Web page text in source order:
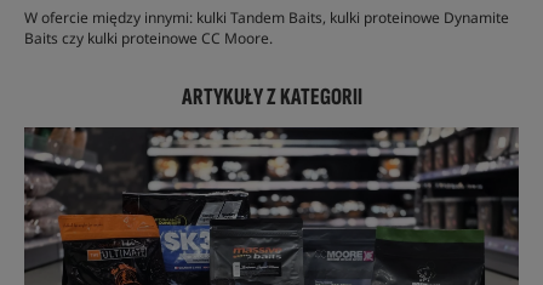
W ofercie między innymi: kulki Tandem Baits, kulki proteinowe Dynamite
Baits czy kulki proteinowe CC Moore.
ARTYKUŁY Z KATEGORII